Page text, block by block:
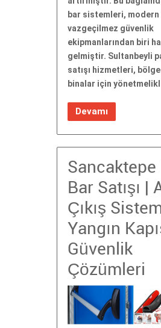
bar sistemleri, modern
vazgeçilmez güvenlik
ekipmanlarından biri
gelmiştir. Sultanbeyli
satışı hizmetleri,
binalar için yönetmelikl
Devamı
Sancaktepe
Bar Satışı |
Çıkış
Yangın
Güvenlik
Çözümleri